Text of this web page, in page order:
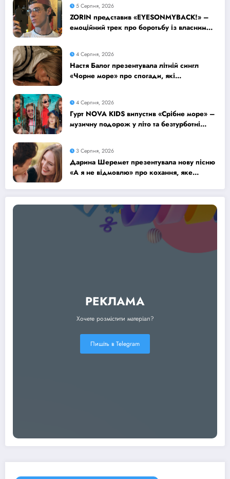
5 Серпня, 2026
ZORIN представив «EYESONMYBACK!» –
емоційний трек про боротьбу із власними
4 Серпня, 2026
Настя Балог презентувала літній сингл
«Чорне море» про спогади, які
4 Серпня, 2026
Гурт NOVA KIDS випустив «Срібне море» –
музичну подорож у літо та безтурботні
3 Серпня, 2026
Дарина Шеремет презентувала нову пісню
«А я не відмовлю» про кохання, яке
РЕКЛАМА
Хочете розмістити матеріал?
Пишіть в Telegram